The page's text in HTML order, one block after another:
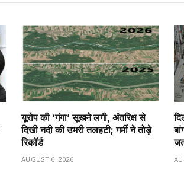
यूरोप की ‘गंगा’ सूखने लगी, अंतरिक्ष से
दिखी नदी की उभरी तलहटी; गर्मी ने तोड़े
रिकॉर्ड
AUGUST 6, 2026